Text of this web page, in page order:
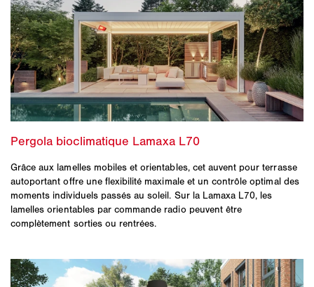
Grâce aux lamelles mobiles et orientables, cet auvent pour terrasse
autoportant offre une flexibilité maximale et un contrôle optimal des
moments individuels passés au soleil. Sur la Lamaxa L70, les
lamelles orientables par commande radio peuvent être
complètement sorties ou rentrées.